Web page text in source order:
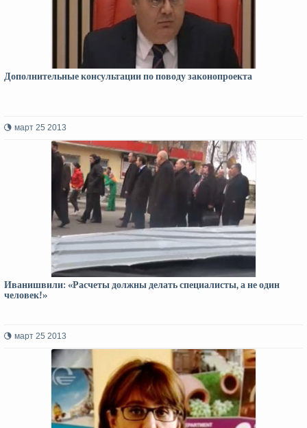
Дополнительные консультации по поводу законопроекта
март 25 2013
Иванишвили: «Расчеты должны делать специалисты, а не один
человек!»
март 25 2013